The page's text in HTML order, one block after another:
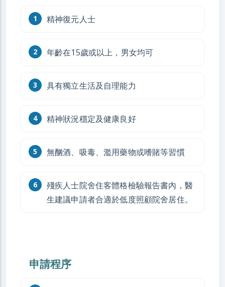
精神復元人士
年齡在15歲或以上，男女均可
具有獨立生活及自理能力
精神狀況穩定及健康良好
無酗酒、吸毒、濫用藥物或嗜賭等習慣
殘疾人士院舍住客體格檢驗報告書內，醫
生建議申請者合適於低度照顧院舍居住。
申請程序